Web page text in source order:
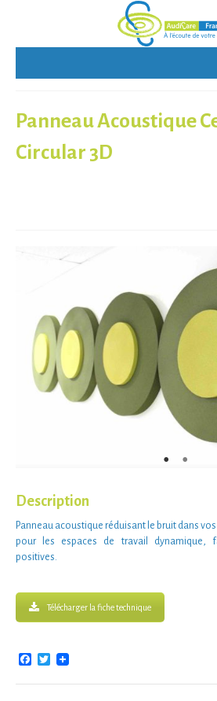
Panneau Acoustique
Circular 3D
Description
Panneau acoustique réduisant le bruit dans vos
pour les espaces de travail dynamique ,
positives
Télécharger la fiche technique
Facebook
Twitter